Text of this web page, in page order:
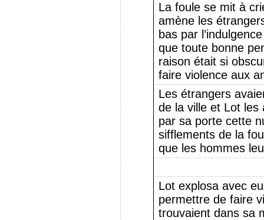
La foule se mit à
amène les
bas par
que toute bonne
raison était si
faire violence aux
Les étrangers
de la ville et Lot les
par sa porte cette
sifflements de la
que les hommes
Lot explosa avec
permettre de faire
trouvaient dans sa